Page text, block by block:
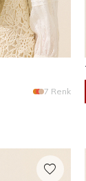
7 Renk